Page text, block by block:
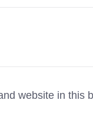
website in this